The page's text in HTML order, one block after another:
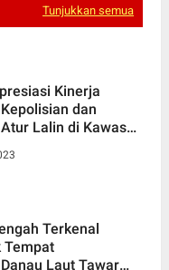
Tunjukkan semua
Kinerja
dan
Lalin di Kawasan
Terkenal
Tempat
Laut Tawar